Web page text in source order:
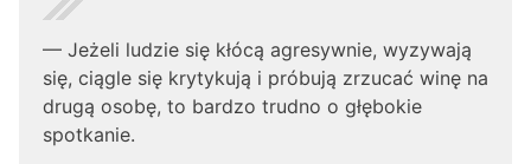
— Jeżeli ludzie się kłócą agresywnie, wyzywają
się, ciągle się krytykują i próbują zrzucać winę na
drugą osobę, to bardzo trudno o głębokie
spotkanie.